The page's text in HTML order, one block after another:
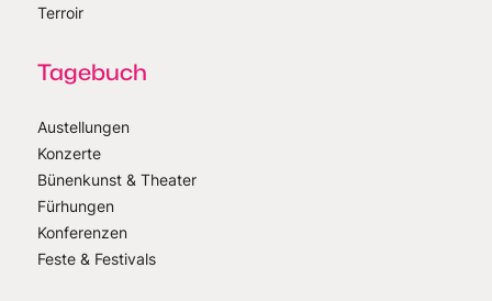
Terroir
Tagebuch
Austellungen
Konzerte
Bünenkunst & Theater
Fürhungen
Konferenzen
Feste & Festivals